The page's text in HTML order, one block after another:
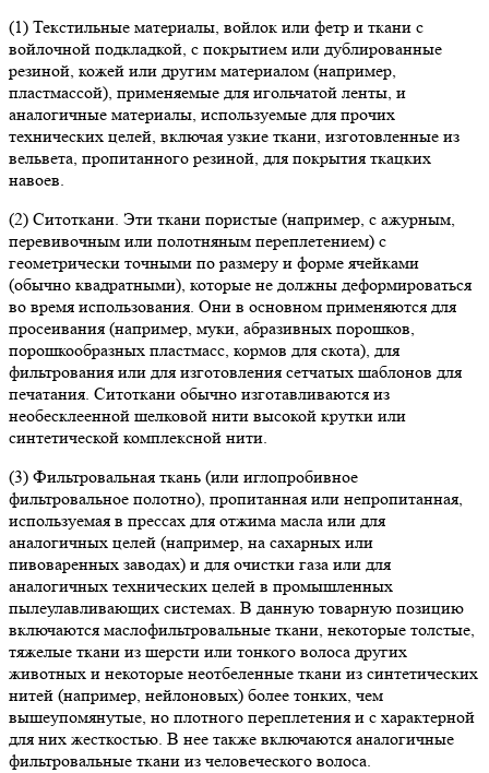
(1) Текстильные материалы, войлок или фетр и ткани с
войлочной подкладкой, с покрытием или дублированные
резиной, кожей или другим материалом (например,
пластмассой), применяемые для игольчатой ленты, и
аналогичные материалы, используемые для прочих
технических целей, включая узкие ткани, изготовленные из
вельвета, пропитанного резиной, для покрытия ткацких
навоев.
(2) Ситоткани. Эти ткани пористые (например, с ажурным,
перевивочным или полотняным переплетением) с
геометрически точными по размеру и форме ячейками
(обычно квадратными), которые не должны деформироваться
во время использования. Они в основном применяются для
просеивания (например, муки, абразивных порошков,
порошкообразных пластмасс, кормов для скота), для
фильтрования или для изготовления сетчатых шаблонов для
печатания. Ситоткани обычно изготавливаются из
необесклеенной шелковой нити высокой крутки или
синтетической комплексной нити.
(3) Фильтровальная ткань (или иглопробивное
фильтровальное полотно), пропитанная или непропитанная,
используемая в прессах для отжима масла или для
аналогичных целей (например, на сахарных или
пивоваренных заводах) и для очистки газа или для
аналогичных технических целей в промышленных
пылеулавливающих системах. В данную товарную позицию
включаются маслофильтровальные ткани, некоторые толстые,
тяжелые ткани из шерсти или тонкого волоса других
животных и некоторые неотбеленные ткани из синтетических
нитей (например, нейлоновых) более тонких, чем
вышеупомянутые, но плотного переплетения и с характерной
для них жесткостью. В нее также включаются аналогичные
фильтровальные ткани из человеческого волоса.